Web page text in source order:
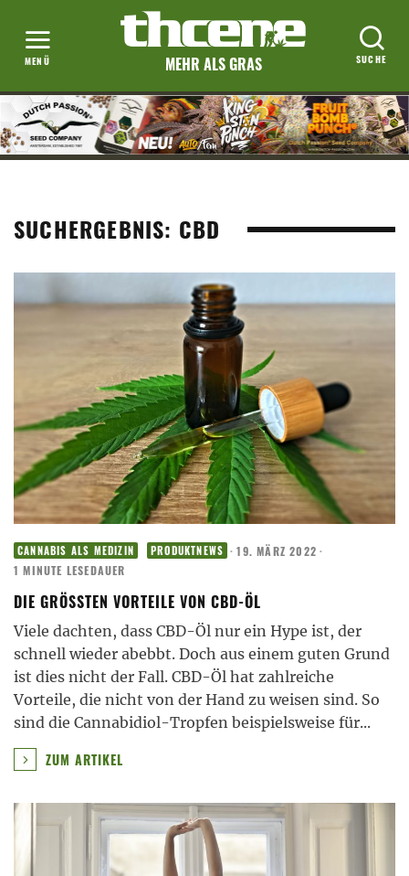
MEHR ALS GRAS
SUCHERGEBNIS: CBD
CANNABIS ALS MEDIZIN PRODUKTNEWS · 19. MÄRZ 2022 ·
1 MINUTE LESEDAUER
DIE GRÖSSTEN VORTEILE VON CBD-ÖL
Viele dachten, dass CBD-Öl nur ein Hype ist, der
schnell wieder abebbt. Doch aus einem guten Grund
ist dies nicht der Fall. CBD-Öl hat zahlreiche
Vorteile, die nicht von der Hand zu weisen sind. So
sind die Cannabidiol-Tropfen beispielsweise für...
ZUM ARTIKEL